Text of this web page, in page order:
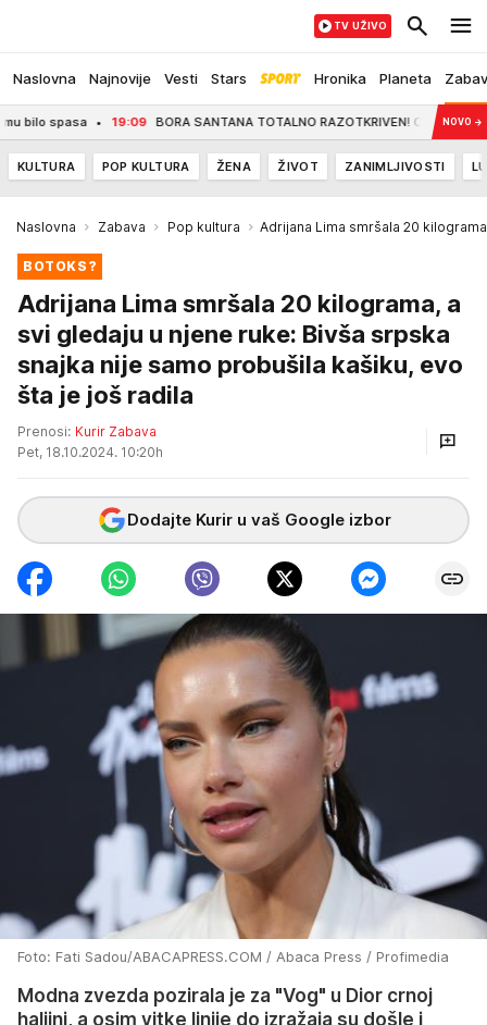
Naslovna Najnovije Vesti Stars Hronika Planeta
TV UŽIVO
19:09 BORA SANTANA TOTALNO RAZOTKRIVEN! Otkriveno kome je
NOVO →
KULTURA POP KULTURA ŽENA ŽIVOT ZANIMLJIVOSTI
Naslovna Zabava Pop kultura Adrijana Lima smršala 20 kilograma
BOTOKS?
Adrijana Lima smršala 20 kilograma, a
svi gledaju u njene ruke: Bivša srpska
snajka nije samo probušila kašiku, evo
šta je još radila
Prenosi: Kurir Zabava
Pet, 18.10.2024. 10:20h
Dodajte Kurir u vaš Google izbor
Foto: Fati Sadou/ABACAPRESS.COM / Abaca Press / Profimedia
Modna zvezda pozirala je za "Vog" u Dior crnoj
haljini, a osim vitke linije do izražaja su došle i